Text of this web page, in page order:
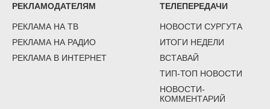
РЕКЛАМОДАТЕЛЯМ
РЕКЛАМА НА ТВ
РЕКЛАМА НА РАДИО
РЕКЛАМА В ИНТЕРНЕТ
ТЕЛЕПЕРЕДАЧИ
НОВОСТИ СУРГУТА
ИТОГИ НЕДЕЛИ
ВСТАВАЙ
ТИП-ТОП НОВОСТИ
НОВОСТИ-
КОММЕНТАРИЙ